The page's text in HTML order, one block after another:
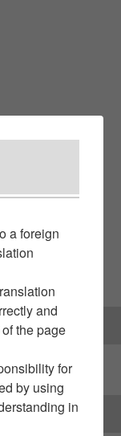
a foreign
and
the page
for
by using
in